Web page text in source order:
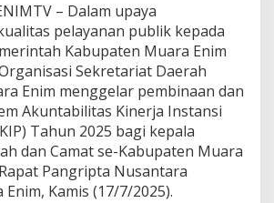
n
a
a
n
d
a
n
P
e
n
– Dalam upaya
pelayanan publik kepada
Kabupaten Muara Enim
Sekretariat Daerah
Enim menggelar pembinaan dan
Akuntabilitas Kinerja Instansi
Tahun 2025 bagi kepala
dan Camat se-Kabupaten Muara
Pangripta Nusantara
Kamis (17/7/2025).